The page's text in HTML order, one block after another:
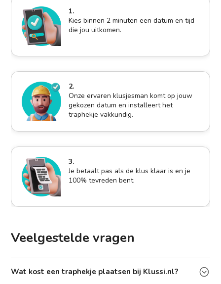
1.
Kies binnen 2 minuten een datum en tijd
die jou uitkomen.
2.
Onze ervaren klusjesman komt op jouw
gekozen datum en installeert het
traphekje vakkundig.
3.
Je betaalt pas als de klus klaar is en je
100% tevreden bent.
Veelgestelde vragen
Wat kost een traphekje plaatsen bij Klussi.nl?